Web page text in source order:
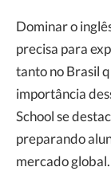
Dominar o
precisa para
tanto no Brasil
importância
School se
preparando
mercado global.